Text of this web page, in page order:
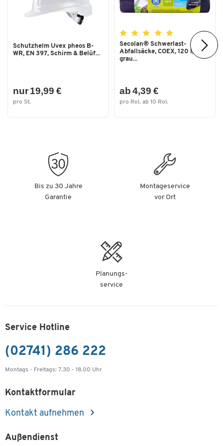
Außenmaße Briefkasten: B 385 x T 120 x H 410 mm
Maße Einwurfschacht: B 330 x H 30 mm
Außentiefe [mm] 120
Schutzhelm Uvex pheos B-
WR, EN 397, Schirm & Belüf...
nur 19,99 €
pro St.
Secolan® Schwerlast-
Abfallsäcke, COEX, 120 l,
grau...
ab 4,39 €
pro Rol. ab 10 Rol.
Bis zu 30 Jahre
Garantie
Montageservice
vor Ort
Planungs-
service
Service Hotline
(02741) 286 222
Montags - Freitags: 7.30 - 18.00 Uhr
Kontaktformular
Kontakt aufnehmen
Außendienst